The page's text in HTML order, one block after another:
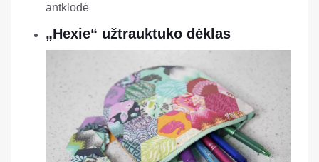
antklodė
„Hexie“ užtrauktuko dėklas